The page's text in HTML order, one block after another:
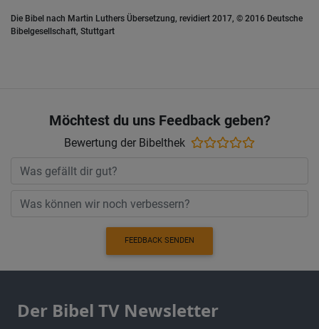
Die Bibel nach Martin Luthers Übersetzung, revidiert 2017, © 2016 Deutsche
Bibelgesellschaft, Stuttgart
Möchtest du uns Feedback geben?
Bewertung der Bibelthek
FEEDBACK SENDEN
Der Bibel TV Newsletter